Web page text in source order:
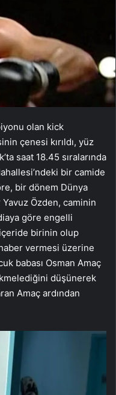
olan kick
çenesi kırıldı, yüz
saat 18.45 sıralarında
bir camide
bir dönem Dünya
Özden, caminin
göre engelli
birinin olup
vermesi üzerine
babası Osman Amaç
düşünerek
Amaç ardından